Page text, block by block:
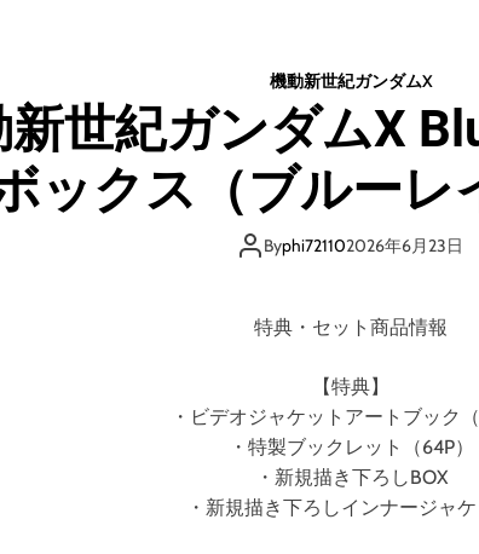
機動新世紀ガンダムX
新世紀ガンダムX
ックス（ブルーレ
Byphi721102026年6月23日
特典・セット商品情報
【特典】
・ビデオジャケットアートブック（
・特製ブックレット（64P）
・新規描き下ろしBOX
・新規描き下ろしインナージャケ